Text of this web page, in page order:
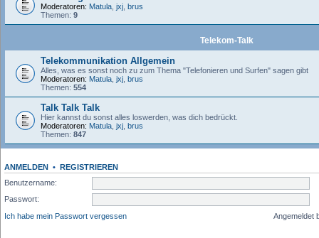
Moderatoren: Matula jxj brus
Themen: 9
Telekom-Talk
Telekommunikation Allgemein
Alles, was es sonst noch zu zum Thema "Telefonieren und Surfen" sagen gibt
Moderatoren: Matula jxj brus
Themen: 554
Talk Talk Talk
Hier kannst du sonst alles loswerden, was dich bedrückt.
Moderatoren: Matula jxj brus
Themen: 847
ANMELDEN • REGISTRIEREN
Benutzername:
Passwort:
Ich habe mein Passwort vergessen
Angemeldet